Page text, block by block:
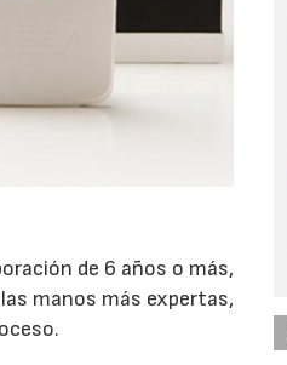
de 6 años o más,
manos más expertas,